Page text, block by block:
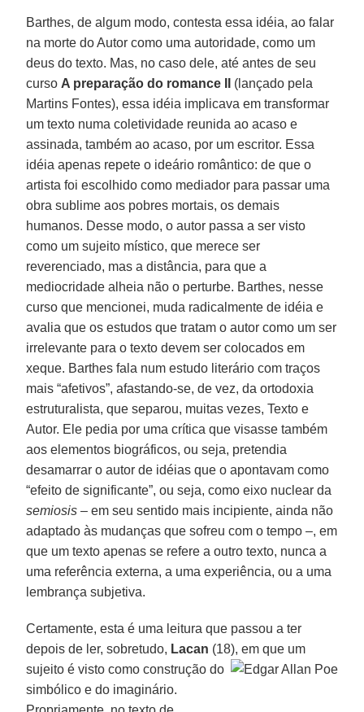
Barthes, de algum modo, contesta essa idéia, ao falar
na morte do Autor como uma autoridade, como um
deus do texto. Mas, no caso dele, até antes de seu
curso A preparação do romance II
(lançado pela
Martins Fontes), essa idéia implicava em transformar
um texto numa coletividade reunida ao acaso e
assinada, também ao acaso, por um escritor. Essa
idéia apenas repete o ideário romântico: de que o
artista foi escolhido como mediador para passar uma
obra sublime aos pobres mortais, os demais
humanos. Desse modo, o autor passa a ser visto
como um sujeito místico, que merece ser
reverenciado, mas a distância, para que a
mediocridade alheia não o perturbe. Barthes, nesse
curso que mencionei, muda radicalmente de idéia e
avalia que os estudos que tratam o autor como um ser
irrelevante para o texto devem ser colocados em
xeque. Barthes fala num estudo literário com traços
mais “afetivos”, afastando-se, de vez, da ortodoxia
estruturalista, que separou, muitas vezes, Texto e
Autor. Ele pedia por uma crítica que visasse também
aos elementos biográficos, ou seja, pretendia
desamarrar o autor de idéias que o apontavam como
“efeito de significante”, ou seja, como eixo nuclear da
semiosis – em seu sentido mais incipiente, ainda não
adaptado às mudanças que sofreu com o tempo –, em
que um texto apenas se refere a outro texto, nunca a
uma referência externa, a uma experiência, ou a uma
lembrança subjetiva.
Certamente, esta é uma leitura que passou a ter
depois de ler, sobretudo, Lacan (18), em que um
sujeito évisto como construção do
simbólico e do imaginário.